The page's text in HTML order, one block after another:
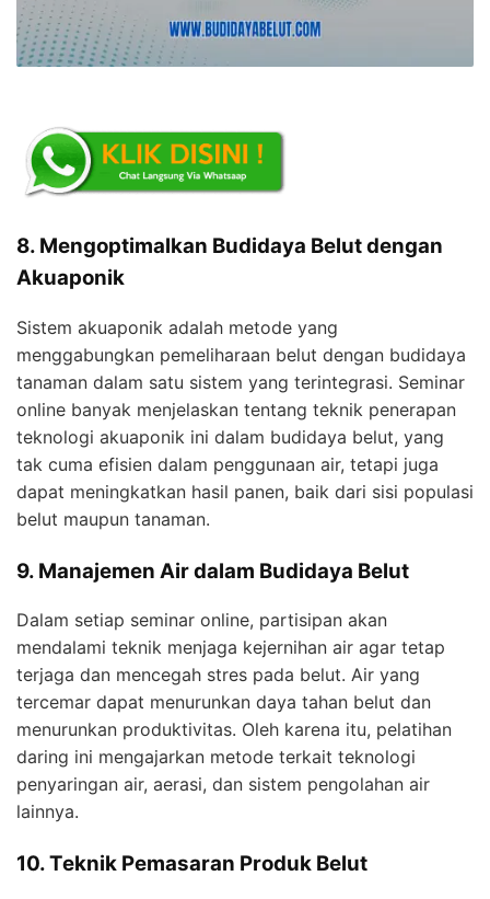
8. Mengoptimalkan Budidaya Belut dengan
Akuaponik
Sistem akuaponik adalah metode yang
menggabungkan pemeliharaan belut dengan budidaya
tanaman dalam satu sistem yang terintegrasi. Seminar
online banyak menjelaskan tentang teknik penerapan
teknologi akuaponik ini dalam budidaya belut, yang
tak cuma efisien dalam penggunaan air, tetapi juga
dapat meningkatkan hasil panen, baik dari sisi populasi
belut maupun tanaman.
9. Manajemen Air dalam Budidaya Belut
Dalam setiap seminar online, partisipan akan
mendalami teknik menjaga kejernihan air agar tetap
terjaga dan mencegah stres pada belut. Air yang
tercemar dapat menurunkan daya tahan belut dan
menurunkan produktivitas. Oleh karena itu, pelatihan
daring ini mengajarkan metode terkait teknologi
penyaringan air, aerasi, dan sistem pengolahan air
lainnya.
10. Teknik Pemasaran Produk Belut